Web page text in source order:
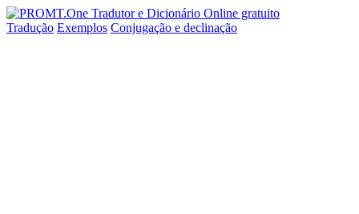
Tradução Exemplos Conjugação e declinação